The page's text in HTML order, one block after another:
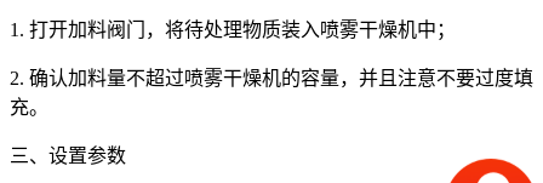
1. 打开加料阀门，将待处理物质装入喷雾干燥机中；
2. 确认加料量不超过喷雾干燥机的容量，并且注意不要过度填
充。
三、设置参数